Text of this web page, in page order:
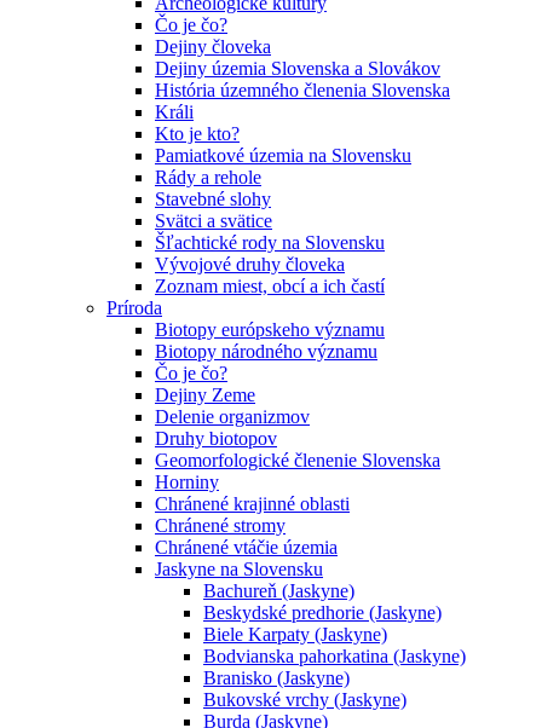
Čo je čo?
Dejiny človeka
Dejiny územia Slovenska a Slovákov
História územného členenia Slovenska
Králi
Kto je kto?
Pamiatkové územia na Slovensku
Rády a rehole
Stavebné slohy
Svätci a svätice
Šľachtické rody na Slovensku
Vývojové druhy človeka
Zoznam miest, obcí a ich častí
Príroda
Biotopy európskeho významu
Biotopy národného významu
Čo je čo?
Dejiny Zeme
Delenie organizmov
Druhy biotopov
Geomorfologické členenie Slovenska
Horniny
Chránené krajinné oblasti
Chránené stromy
Chránené vtáčie územia
Jaskyne na Slovensku
Bachureň (Jaskyne)
Beskydské predhorie (Jaskyne)
Biele Karpaty (Jaskyne)
Bodvianska pahorkatina (Jaskyne)
Branisko (Jaskyne)
Bukovské vrchy (Jaskyne)
Burda (Jaskyne)